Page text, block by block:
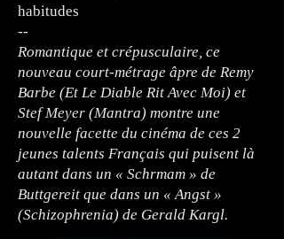
habitudes
--
Romantique et crépusculaire, ce
nouveau court-métrage âpre de Remy
Barbe (Et Le Diable Rit Avec Moi) et
Stef Meyer (Mantra) montre une
nouvelle facette du cinéma de ces 2
jeunes talents Français qui puisent là
autant dans un « Schrmam » de
Buttgereit que dans un « Angst »
(Schizophrenia) de Gerald Kargl.